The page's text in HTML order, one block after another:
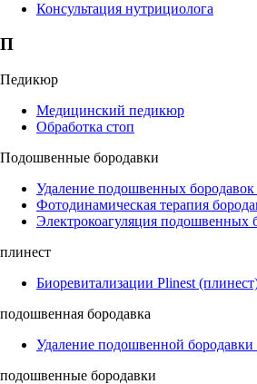
Консультация нутрициолога
П
Педикюр
Медицинский педикюр
Обработка стоп
Подошвенные бородавки
Удаление подошвенных бородавок
Фотодинамическая терапия
Электрокоагуляция подошвенных
плинест
Биоревитализации Plinest
подошвенная бородавка
Удаление подошвенной
подошвенные бородавки